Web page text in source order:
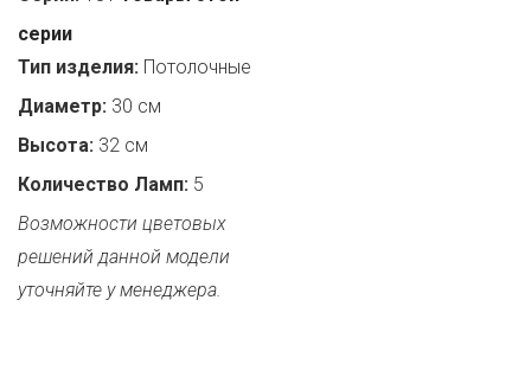
серии
Тип изделия: Потолочные
Диаметр: 30 см
Высота: 32 см
Количество Ламп: 5
Возможности цветовых
решений данной модели
уточняйте у менеджера.